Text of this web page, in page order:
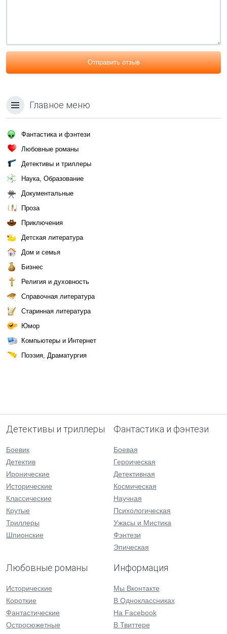
Отправить отзыв
Главное меню
Фантастика и фэнтези
Любовные романы
Детективы и триллеры
Наука, Образование
Документальные
Проза
Приключения
Детская литература
Дом и семья
Бизнес
Религия и духовность
Справочная литература
Старинная литература
Юмор
Компьютеры и Интернет
Поэзия, Драматургия
Детективы и триллеры
Боевик
Детектив
Иронические
Исторические
Классические
Крутые
Триллеры
Шпионские
Фантастика и фэнтези
Боевая
Героическая
Детективная
Космическая
Научная
Психологическая
Ужасы и Мистика
Фэнтези
Эпическая
Любовные романы
Исторические
Короткие
Фантастические
Остросюжетные
Информация
Мы Вконтакте
В Одноклассниках
На Facebook
В Твиттере